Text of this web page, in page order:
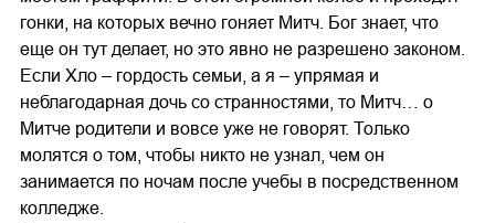
гонки, на которых вечно гоняет Митч. Бог знает, что
еще он тут делает, но это явно не разрешено законом.
Если Хло – гордость семьи, а я – упрямая и
неблагодарная дочь со странностями, то Митч… о
Митче родители и вовсе уже не говорят. Только
молятся о том, чтобы никто не узнал, чем он
занимается по ночам после учебы в посредственном
колледже.